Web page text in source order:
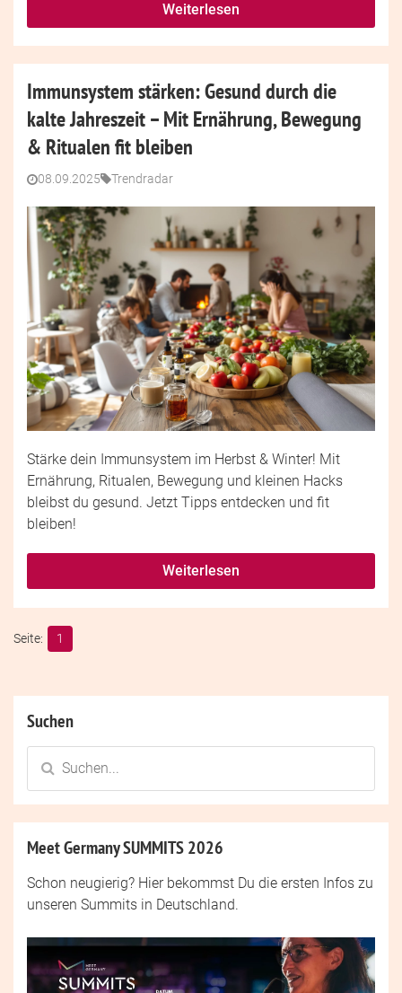
Weiterlesen
Immunsystem stärken: Gesund durch die
kalte Jahreszeit – Mit Ernährung, Bewegung
& Ritualen fit bleiben
08.09.2025 Trendradar
Stärke dein Immunsystem im Herbst & Winter! Mit
Ernährung, Ritualen, Bewegung und kleinen Hacks
bleibst du gesund. Jetzt Tipps entdecken und fit
bleiben!
Weiterlesen
1
Suchen
Meet Germany SUMMITS 2026
Schon neugierig? Hier bekommst Du die ersten Infos zu
unseren Summits in Deutschland.